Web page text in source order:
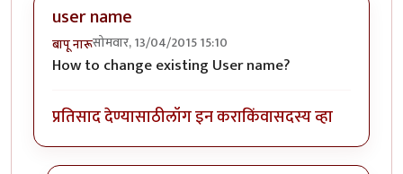
user name
बापू नारूसोमवार, 13/04/2015 15:10
How to change existing User name?
प्रतिसाद देण्यासाठीलॉग इन कराकिंवासदस्य व्हा